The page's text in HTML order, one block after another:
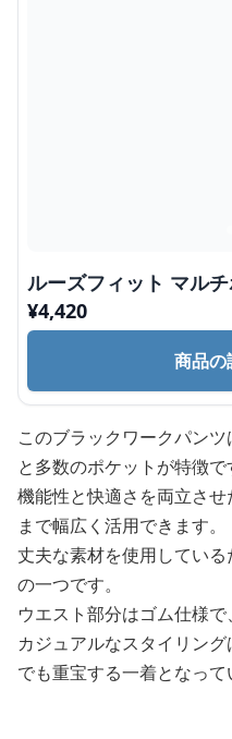
ルーズフィット マル
¥4,420
商品の
このブラックワークパン
と多数のポケットが特徴で
機能性と快適さを両立さ
まで幅広く活用できます。
丈夫な素材を使用してい
の一つです。
ウエスト部分はゴム仕様で
カジュアルなスタイリン
でも重宝する一着となって